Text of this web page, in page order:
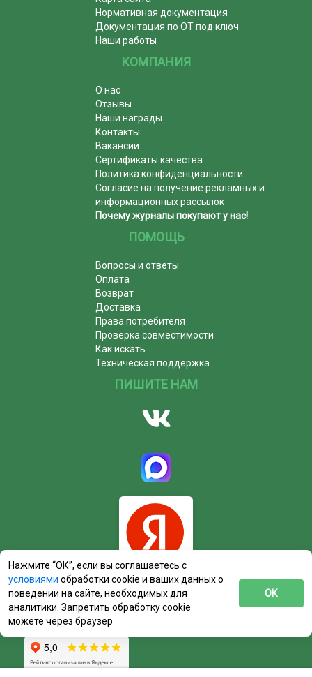
Нормативная документация
Документация по ОТ под ключ
Наши работы
КОМПАНИЯ
О нас
Отзывы
Наши награды
Контакты
Вакансии
Сертификаты качества
Политика конфиденциальности
Согласие на получение рекламных и
информационных рассылок
Почему журналы покупают у нас!
ПОМОЩЬ
Вопросы и ответы
Оплата
Возврат
Доставка
Права потребителя
Проверка совместимости
Как искать
Техническая поддержка
ПИШИТЕ НАМ
Нажмите “ОК”, если вы соглашаетесь с
условиями обработки cookie и ваших данных о
поведении на сайте, необходимых для
аналитики. Запретить обработку cookie
можете через браузер
ОК